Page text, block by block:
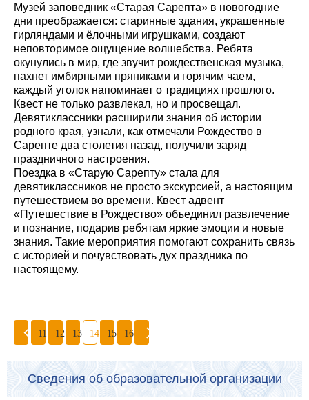
Музей заповедник «Старая Сарепта» в новогодние
дни преображается: старинные здания, украшенные
гирляндами и ёлочными игрушками, создают
неповторимое ощущение волшебства. Ребята
окунулись в мир, где звучит рождественская музыка,
пахнет имбирными пряниками и горячим чаем,
каждый уголок напоминает о традициях прошлого.
Квест не только развлекал, но и просвещал.
Девятиклассники расширили знания об истории
родного края, узнали, как отмечали Рождество в
Сарепте два столетия назад, получили заряд
праздничного настроения.
Поездка в «Старую Сарепту» стала для
девятиклассников не просто экскурсией, а настоящим
путешествием во времени. Квест адвент
«Путешествие в Рождество» объединил развлечение
и познание, подарив ребятам яркие эмоции и новые
знания. Такие мероприятия помогают сохранить связь
с историей и почувствовать дух праздника по
настоящему.
11 12 13 14 15 16
Сведения об образовательной организации